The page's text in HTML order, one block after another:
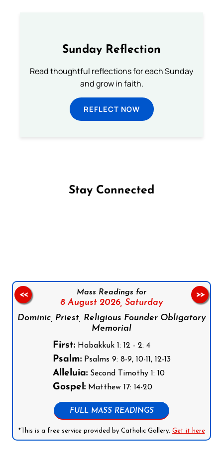
Sunday Reflection
Read thoughtful reflections for each Sunday
and grow in faith.
REFLECT NOW
Stay Connected
Mass Readings for
8 August 2026, Saturday
Dominic, Priest, Religious Founder Obligatory
Memorial
First:Habakkuk 1: 12 - 2: 4
Psalm:Psalms 9: 8-9, 10-11, 12-13
Alleluia:Second Timothy 1: 10
Gospel:Matthew 17: 14-20
FULL MASS READINGS
*This is a free service provided by Catholic Gallery. Get it here
<< >>